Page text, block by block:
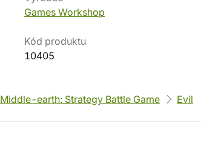
Games Workshop
Kód produktu
10405
Middle-earth: Strategy Battle Game Evil